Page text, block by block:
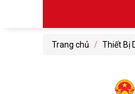
Trang chủ / Thiết Bị